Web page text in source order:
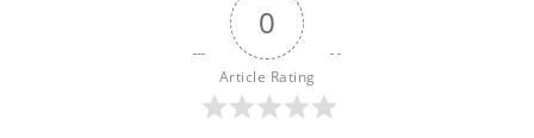
0
Article Rating